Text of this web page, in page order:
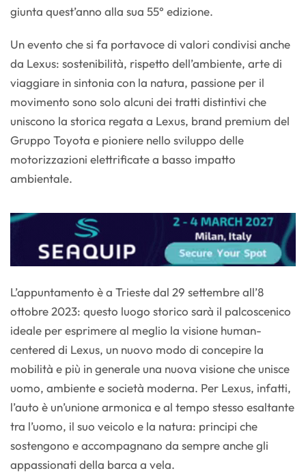
giunta quest’anno alla sua 55° edizione.
Un evento che si fa portavoce di valori condivisi anche
da Lexus: sostenibilità, rispetto dell’ambiente, arte di
viaggiare in sintonia con la natura, passione per il
movimento sono solo alcuni dei tratti distintivi che
uniscono la storica regata a Lexus, brand premium del
Gruppo Toyota e pioniere nello sviluppo delle
motorizzazioni elettrificate a basso impatto
ambientale.
L’appuntamento è a Trieste dal 29 settembre all’8
ottobre 2023: questo luogo storico sarà il palcoscenico
ideale per esprimere al meglio la visione human-
centered di Lexus, un nuovo modo di concepire la
mobilità e più in generale una nuova visione che unisce
uomo, ambiente e società moderna. Per Lexus, infatti,
l’auto è un’unione armonica e al tempo stesso esaltante
tra l’uomo, il suo veicolo e la natura: principi che
sostengono e accompagnano da sempre anche gli
appassionati della barca a vela.